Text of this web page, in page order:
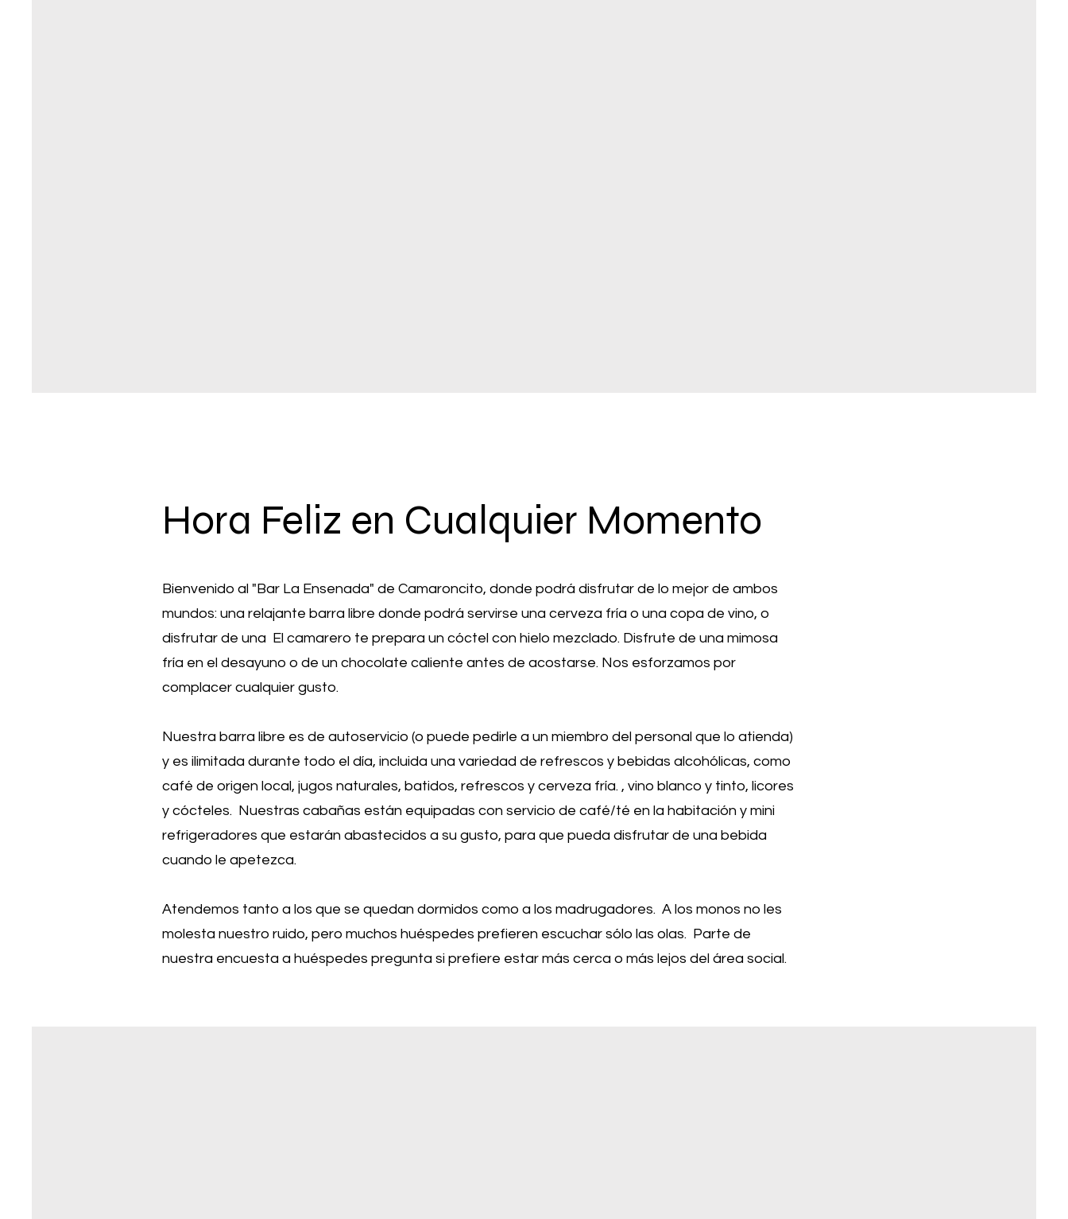
Hora Feliz en Cualquier Momento
Bienvenido al "Bar La Ensenada" de Camaroncito, donde podrá disfrutar de lo mejor de ambos
mundos: una relajante barra libre donde podrá servirse una cerveza fría o una copa de vino, o
disfrutar de una El camarero te prepara un cóctel con hielo mezclado. Disfrute de una mimosa
fría en el desayuno o de un chocolate caliente antes de acostarse. Nos esforzamos por
complacer cualquier gusto.
Nuestra barra libre es de autoservicio (o puede pedirle a un miembro del personal que lo atienda)
y es ilimitada durante todo el día, incluida una variedad de refrescos y bebidas alcohólicas, como
café de origen local, jugos naturales, batidos, refrescos y cerveza fría. , vino blanco y tinto, licores
y cócteles. Nuestras cabañas están equipadas con servicio de café/té en la habitación y mini
refrigeradores que estarán abastecidos a su gusto, para que pueda disfrutar de una bebida
cuando le apetezca.
Atendemos tanto a los que se quedan dormidos como a los madrugadores. A los monos no les
molesta nuestro ruido, pero muchos huéspedes prefieren escuchar sólo las olas. Parte de
nuestra encuesta a huéspedes pregunta si prefiere estar más cerca o más lejos del área social.